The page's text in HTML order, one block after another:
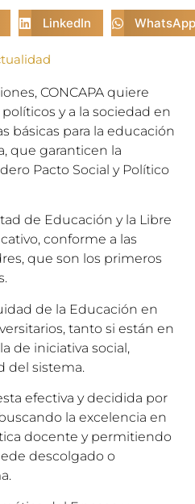
LinkedIn WhatsApp
CONCAPA quiere
y a la sociedad en
básicas para la educación
que garanticen la
Pacto Social y Político
de Educación y la Libre
conforme a las
que son los primeros
de la Educación en
tanto si están en
de iniciativa social,
del sistema.
efectiva y decidida por
la excelencia en
docente y permitiendo
descolgado o